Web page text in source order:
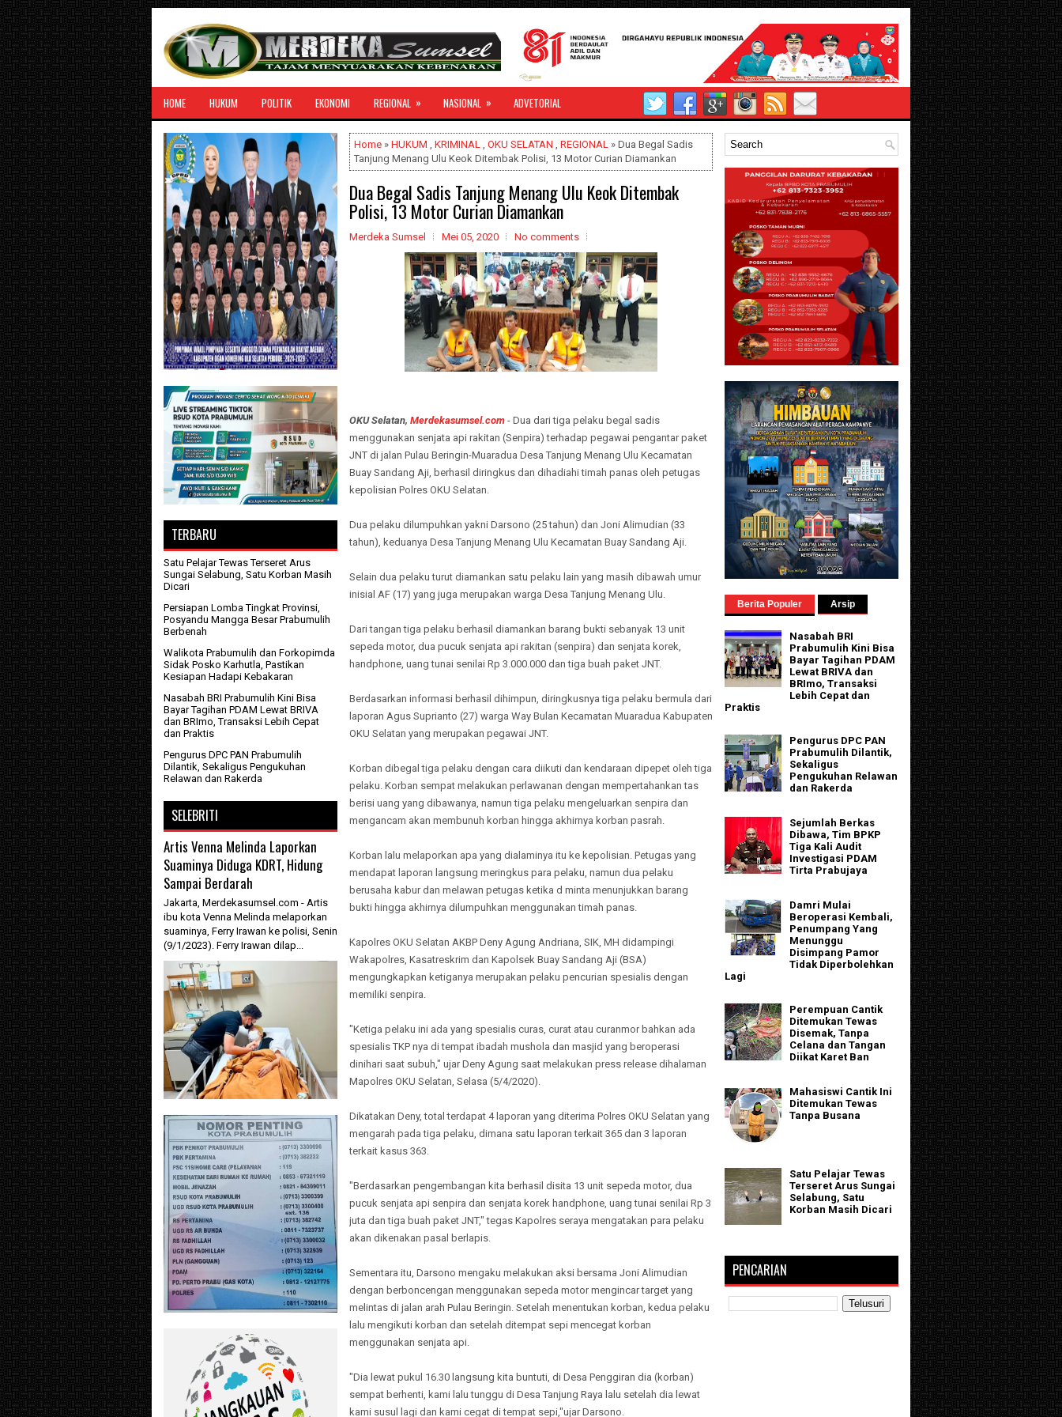
HOME HUKUM POLITIK EKONOMI REGIONAL » NASIONAL » ADVETORIAL
Home » HUKUM , KRIMINAL , OKU SELATAN , REGIONAL » Dua Begal Sadis
Tanjung Menang Ulu Keok Ditembak Polisi, 13 Motor Curian Diamankan
Dua Begal Sadis Tanjung Menang Ulu Keok Ditembak
Polisi, 13 Motor Curian Diamankan
Merdeka Sumsel Mei 05, 2020 No comments
OKU Selatan, Merdekasumsel.com - Dua dari tiga pelaku begal sadis
menggunakan senjata api rakitan (Senpira) terhadap pegawai pengantar paket
JNT di jalan Pulau Beringin-Muaradua Desa Tanjung Menang Ulu Kecamatan
Buay Sandang Aji, berhasil diringkus dan dihadiahi timah panas oleh petugas
kepolisian Polres OKU Selatan.
Dua pelaku dilumpuhkan yakni Darsono (25 tahun) dan Joni Alimudian (33
tahun), keduanya Desa Tanjung Menang Ulu Kecamatan Buay Sandang Aji.
Selain dua pelaku turut diamankan satu pelaku lain yang masih dibawah umur
inisial AF (17) yang juga merupakan warga Desa Tanjung Menang Ulu.
Dari tangan tiga pelaku berhasil diamankan barang bukti sebanyak 13 unit
sepeda motor, dua pucuk senjata api rakitan (senpira) dan senjata korek,
handphone, uang tunai senilai Rp 3.000.000 dan tiga buah paket JNT.
Berdasarkan informasi berhasil dihimpun, diringkusnya tiga pelaku bermula dari
laporan Agus Suprianto (27) warga Way Bulan Kecamatan Muaradua Kabupaten
OKU Selatan yang merupakan pegawai JNT.
Korban dibegal tiga pelaku dengan cara diikuti dan kendaraan dipepet oleh tiga
pelaku. Korban sempat melakukan perlawanan dengan mempertahankan tas
berisi uang yang dibawanya, namun tiga pelaku mengeluarkan senpira dan
mengancam akan membunuh korban hingga akhirnya korban pasrah.
Korban lalu melaporkan apa yang dialaminya itu ke kepolisian. Petugas yang
mendapat laporan langsung meringkus para pelaku, namun dua pelaku
berusaha kabur dan melawan petugas ketika d minta menunjukkan barang
bukti hingga akhirnya dilumpuhkan menggunakan timah panas.
Kapolres OKU Selatan AKBP Deny Agung Andriana, SIK, MH didampingi
Wakapolres, Kasatreskrim dan Kapolsek Buay Sandang Aji (BSA)
mengungkapkan ketiganya merupakan pelaku pencurian spesialis dengan
memiliki senpira.
"Ketiga pelaku ini ada yang spesialis curas, curat atau curanmor bahkan ada
spesialis TKP nya di tempat ibadah mushola dan masjid yang beroperasi
dinihari saat subuh," ujar Deny Agung saat melakukan press release dihalaman
Mapolres OKU Selatan, Selasa (5/4/2020).
Dikatakan Deny, total terdapat 4 laporan yang diterima Polres OKU Selatan yang
mengarah pada tiga pelaku, dimana satu laporan terkait 365 dan 3 laporan
terkait kasus 363.
"Berdasarkan pengembangan kita berhasil disita 13 unit sepeda motor, dua
pucuk senjata api senpira dan senjata korek handphone, uang tunai senilai Rp 3
juta dan tiga buah paket JNT," tegas Kapolres seraya mengatakan para pelaku
akan dikenakan pasal berlapis.
Sementara itu, Darsono mengaku melakukan aksi bersama Joni Alimudian
dengan berboncengan menggunakan sepeda motor mengincar target yang
melintas di jalan arah Pulau Beringin. Setelah menentukan korban, kedua pelaku
lalu mengikuti korban dan setelah ditempat sepi mencegat korban
menggunakan senjata api.
"Dia lewat pukul 16.30 langsung kita buntuti, di Desa Penggiran dia (korban)
sempat berhenti, kami lalu tunggu di Desa Tanjung Raya lalu setelah dia lewat
kami susul lagi dan kami cegat di tempat sepi,"ujar Darsono.
TERBARU
Satu Pelajar Tewas Terseret Arus
Sungai Selabung, Satu Korban Masih
Dicari
Persiapan Lomba Tingkat Provinsi,
Posyandu Mangga Besar Prabumulih
Berbenah
Walikota Prabumulih dan Forkopimda
Sidak Posko Karhutla, Pastikan
Kesiapan Hadapi Kebakaran
Nasabah BRI Prabumulih Kini Bisa
Bayar Tagihan PDAM Lewat BRIVA
dan BRImo, Transaksi Lebih Cepat
dan Praktis
Pengurus DPC PAN Prabumulih
Dilantik, Sekaligus Pengukuhan
Relawan dan Rakerda
SELEBRITI
Artis Venna Melinda Laporkan
Suaminya Diduga KDRT, Hidung
Sampai Berdarah
Jakarta, Merdekasumsel.com - Artis
ibu kota Venna Melinda melaporkan
suaminya, Ferry Irawan ke polisi, Senin
(9/1/2023). Ferry Irawan dilap...
Berita Populer Arsip
Nasabah BRI
Prabumulih Kini Bisa
Bayar Tagihan PDAM
Lewat BRIVA dan
BRImo, Transaksi
Lebih Cepat dan
Praktis
Pengurus DPC PAN
Prabumulih Dilantik,
Sekaligus
Pengukuhan Relawan
dan Rakerda
Sejumlah Berkas
Dibawa, Tim BPKP
Tiga Kali Audit
Investigasi PDAM
Tirta Prabujaya
Damri Mulai
Beroperasi Kembali,
Penumpang Yang
Menunggu
Disimpang Pamor
Tidak Diperbolehkan
Lagi
Perempuan Cantik
Ditemukan Tewas
Disemak, Tanpa
Celana dan Tangan
Diikat Karet Ban
Mahasiswi Cantik Ini
Ditemukan Tewas
Tanpa Busana
Satu Pelajar Tewas
Terseret Arus Sungai
Selabung, Satu
Korban Masih Dicari
PENCARIAN